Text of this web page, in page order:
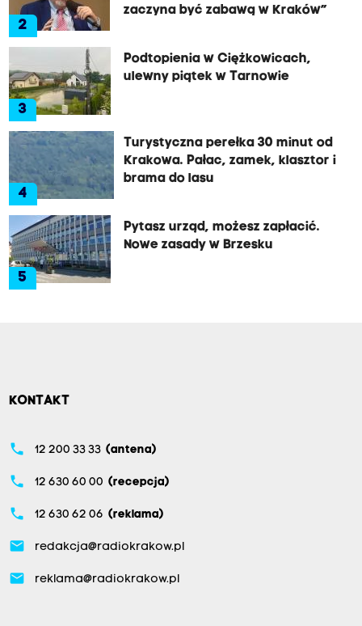
2
zaczyna być zabawą w Kraków”
3
Podtopienia w Ciężkowicach,
ulewny piątek w Tarnowie
4
Turystyczna perełka 30 minut od
Krakowa. Pałac, zamek, klasztor i
brama do lasu
5
Pytasz urząd, możesz zapłacić.
Nowe zasady w Brzesku
KONTAKT
phone 12 200 33 33 (antena)
phone 12 630 60 00 (recepcja)
phone 12 630 62 06 (reklama)
email redakcja@radiokrakow.pl
email reklama@radiokrakow.pl